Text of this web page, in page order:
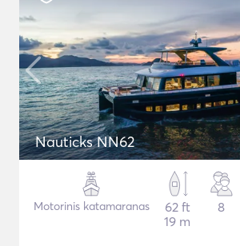
Nauticks NN62
Motorinis katamaranas
62 ft
19 m
8